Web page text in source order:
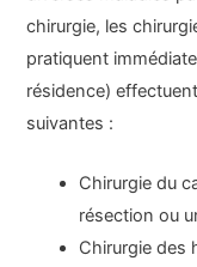
chirurgie, les
pratiquent
résidence)
suivantes :
Chirurgie du
résection ou
Chirurgie des